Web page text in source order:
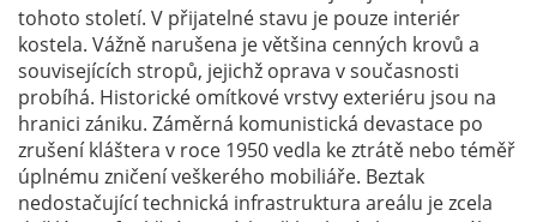
tohoto století. V přijatelné stavu je pouze interiér
kostela. Vážně narušena je většina cenných krovů a
souvisejících stropů, jejichž oprava v současnosti
probíhá. Historické omítkové vrstvy exteriéru jsou na
hranici zániku. Záměrná komunistická devastace po
zrušení kláštera v roce 1950 vedla ke ztrátě nebo téměř
úplnému zničení veškerého mobiliáře. Beztak
nedostačující technická infrastruktura areálu je zcela